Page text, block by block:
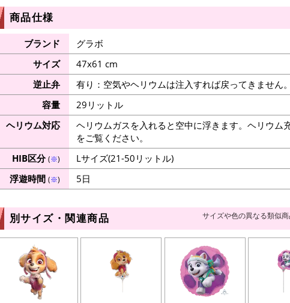
商品仕様
ブランド
グラボ
サイズ
47x61 cm
逆止弁
有り：空気やヘリウムは注入すれば戻ってきません
容量
29リットル
ヘリウム対応
ヘリウムガスを入れると空中に浮きます。ヘリウム
をご覧ください。
HIB区分(※)
Lサイズ(21-50リットル)
浮遊時間 (※) 5日
別サイズ・関連商品 サイズや色の異なる類似